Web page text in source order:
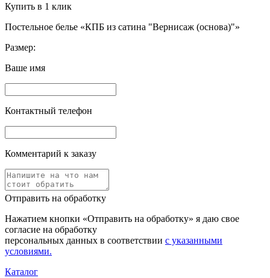
Купить в 1 клик
Постельное белье «КПБ из сатина "Вернисаж (основа)"»
Размер:
Ваше имя
Контактный телефон
Комментарий к заказу
Отправить на обработку
Нажатием кнопки «Отправить на обработку» я даю свое
согласие на обработку
персональных данных в соответствии с указанными
условиями.
Каталог